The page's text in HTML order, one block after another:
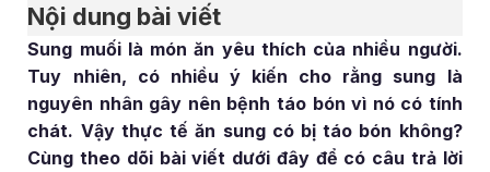
Nội dung bài viết
Sung muối là món ăn yêu thích của nhiều người.
Tuy nhiên, có nhiều ý kiến cho rằng sung là
nguyên nhân gây nên bệnh táo bón vì nó có tính
chát. Vậy thực tế ăn sung có bị táo bón không?
Cùng theo dõi bài viết dưới đây để có câu trả lời